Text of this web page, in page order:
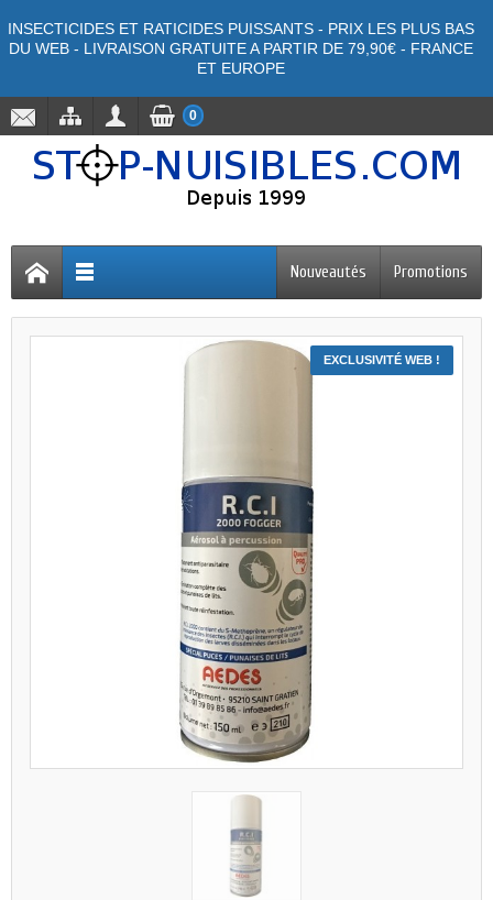
INSECTICIDES ET RATICIDES PUISSANTS - PRIX LES PLUS BAS
DU WEB - LIVRAISON GRATUITE A PARTIR DE 79,90€ - FRANCE
ET EUROPE
0
Promotions
Nouveautés
EXCLUSIVITÉ WEB !